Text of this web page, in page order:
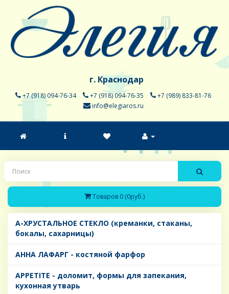
г. Краснодар
+7 (918) 094-76-34 +7 (918) 094-76-35
+7 (989) 833-81-76
info@elegiaros.ru
Товаров 0 (0руб.)
A-ХРУСТАЛЬНОЕ СТЕКЛО (креманки, стаканы,
бокалы, сахарницы)
AHHA ЛАФАРГ - костяной фарфор
APPETITE - доломит, формы для запекания,
кухонная утварь